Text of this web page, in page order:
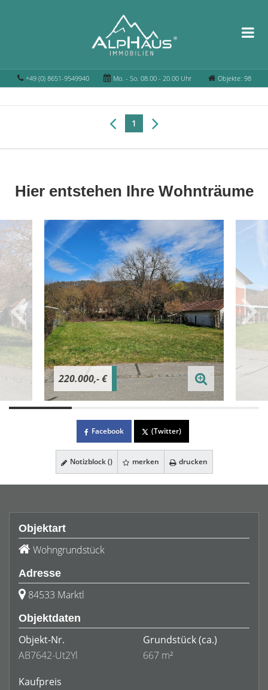
+49 (0) 8651-9549940 Mo. - So. 08.00 - 20.00 Uhr Objekte: 98
1
Hier entstehen Ihre Wohnträume
220.000,- €
Facebook (Twitter)
Notizblock () merken drucken
Objektart
Wohngrundstück
Adresse
84533 Marktl
Objektdaten
Objekt-Nr.
AB7642-Ut2Yl
Grundstück(ca.)
667 m²
Kaufpreis